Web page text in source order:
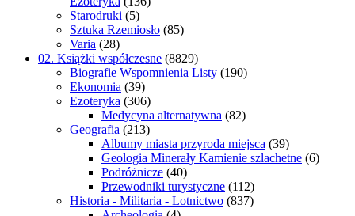
Starodruki (5)
Sztuka Rzemiosło (85)
Varia (28)
02. Książki współczesne (8829)
Biografie Wspomnienia Listy (190)
Ekonomia (39)
Ezoteryka (306)
Medycyna alternatywna (82)
Geografia (213)
Albumy miasta przyroda miejsca (39)
Geologia Minerały Kamienie szlachetne (6)
Podróżnicze (40)
Przewodniki turystyczne (112)
Historia - Militaria - Lotnictwo (837)